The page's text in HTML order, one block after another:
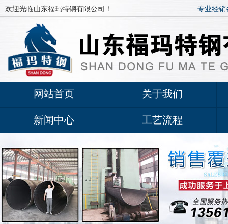
欢迎光临山东福玛特钢有限公司！ 专业经销
网站首页 关于我们
新闻中心 工艺流程